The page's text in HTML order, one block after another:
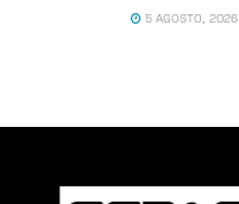
5 AGOSTO, 2026